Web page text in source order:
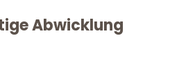
Abwicklung